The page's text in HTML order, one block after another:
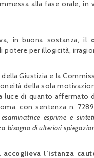
alla fase orale,
in buona sostanza, il
potere per illogicità,
Giustizia e la
della sola
luce di quanto affermato
con sentenza n. 7289
esprime e
bisogno di ulteriori
accoglieva l’istanza